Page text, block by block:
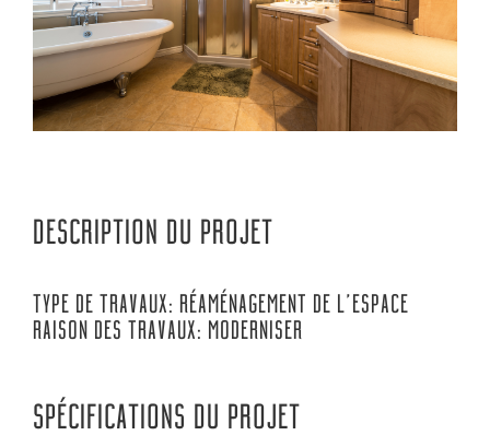
DESCRIPTION DU PROJET
TYPE DE TRAVAUX: RÉAMÉNAGEMENT DE L’ESPACE
RAISON DES TRAVAUX: MODERNISER
SPÉCIFICATIONS DU PROJET